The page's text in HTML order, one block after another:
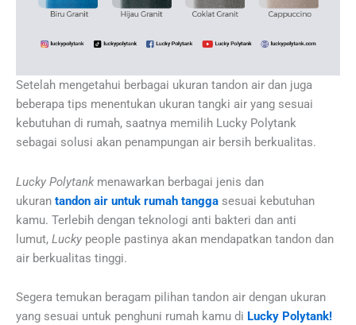
Setelah mengetahui berbagai ukuran tandon air dan juga
beberapa tips menentukan ukuran tangki air yang sesuai
kebutuhan di rumah, saatnya memilih Lucky Polytank
sebagai solusi akan penampungan air bersih berkualitas.
Lucky Polytank menawarkan berbagai jenis dan
ukuran tandon air untuk rumah tangga sesuai kebutuhan
kamu. Terlebih dengan teknologi anti bakteri dan anti
lumut, Lucky people pastinya akan mendapatkan tandon dan
air berkualitas tinggi.
Segera temukan beragam pilihan tandon air dengan ukuran
yang sesuai untuk penghuni rumah kamu di Lucky Polytank!